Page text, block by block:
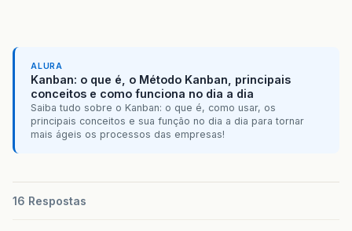
ALURA
Kanban: o que é, o Método Kanban, principais
conceitos e como funciona no dia a dia
Saiba tudo sobre o Kanban: o que é, como usar, os
principais conceitos e sua função no dia a dia para tornar
mais ágeis os processos das empresas!
16 Respostas